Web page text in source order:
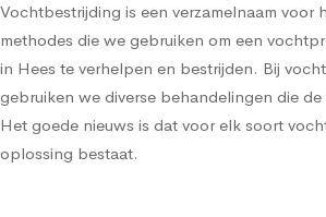
Vochtbestrijding is een verzamelnaam voor
methodes die we gebruiken om een
in Hees te verhelpen en bestrijden. Bij
gebruiken we diverse behandelingen die
Het goede nieuws is dat voor elk soort
oplossing bestaat.